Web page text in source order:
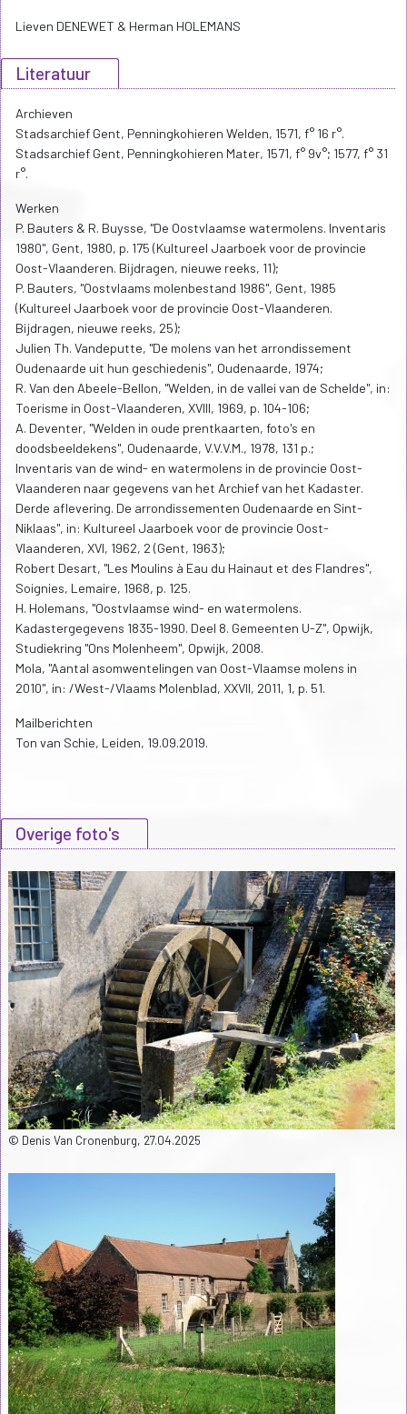
Lieven DENEWET & Herman HOLEMANS
Literatuur
Archieven
Stadsarchief Gent, Penningkohieren Welden, 1571, f° 16 r°.
Stadsarchief Gent, Penningkohieren Mater, 1571, f° 9v°; 1577, f° 31
r°.
Werken
P. Bauters & R. Buysse, "De Oostvlaamse watermolens. Inventaris
1980", Gent, 1980, p. 175 (Kultureel Jaarboek voor de provincie
Oost-Vlaanderen. Bijdragen, nieuwe reeks, 11);
P. Bauters, "Oostvlaams molenbestand 1986", Gent, 1985
(Kultureel Jaarboek voor de provincie Oost-Vlaanderen.
Bijdragen, nieuwe reeks, 25);
Julien Th. Vandeputte, "De molens van het arrondissement
Oudenaarde uit hun geschiedenis", Oudenaarde, 1974;
R. Van den Abeele-Bellon, "Welden, in de vallei van de Schelde", in:
Toerisme in Oost-Vlaanderen, XVIII, 1969, p. 104-106;
A. Deventer, "Welden in oude prentkaarten, foto's en
doodsbeeldekens", Oudenaarde, V.V.V.M., 1978, 131 p.;
Inventaris van de wind- en watermolens in de provincie Oost-
Vlaanderen naar gegevens van het Archief van het Kadaster.
Derde aflevering. De arrondissementen Oudenaarde en Sint-
Niklaas", in: Kultureel Jaarboek voor de provincie Oost-
Vlaanderen, XVI, 1962, 2 (Gent, 1963);
Robert Desart, "Les Moulins à Eau du Hainaut et des Flandres",
Soignies, Lemaire, 1968, p. 125.
H. Holemans, "Oostvlaamse wind- en watermolens.
Kadastergegevens 1835-1990. Deel 8. Gemeenten U-Z", Opwijk,
Studiekring "Ons Molenheem", Opwijk, 2008.
Mola, "Aantal asomwentelingen van Oost-Vlaamse molens in
2010", in: /West-/Vlaams Molenblad, XXVII, 2011, 1, p. 51.
Mailberichten
Ton van Schie, Leiden, 19.09.2019.
Overige foto's
© Denis Van Cronenburg, 27.04.2025